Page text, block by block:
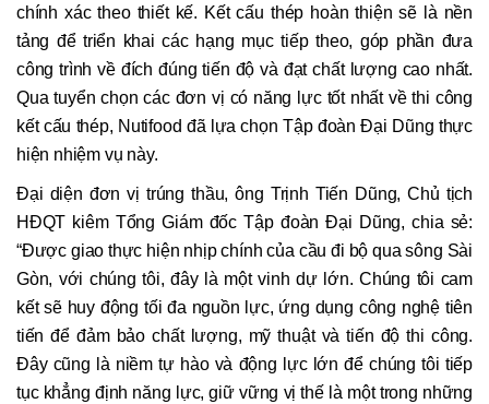
chính xác theo thiết kế. Kết cấu thép hoàn thiện sẽ là nền
tảng để triển khai các hạng mục tiếp theo, góp phần đưa
công trình về đích đúng tiến độ và đạt chất lượng cao nhất.
Qua tuyển chọn các đơn vị có năng lực tốt nhất về thi công
kết cấu thép, Nutifood đã lựa chọn Tập đoàn Đại Dũng thực
hiện nhiệm vụ này.
Đại diện đơn vị trúng thầu, ông Trịnh Tiến Dũng, Chủ tịch
HĐQT kiêm Tổng Giám đốc Tập đoàn Đại Dũng, chia sẻ:
“Được giao thực hiện nhịp chính của cầu đi bộ qua sông Sài
Gòn, với chúng tôi, đây là một vinh dự lớn. Chúng tôi cam
kết sẽ huy động tối đa nguồn lực, ứng dụng công nghệ tiên
tiến để đảm bảo chất lượng, mỹ thuật và tiến độ thi công.
Đây cũng là niềm tự hào và động lực lớn để chúng tôi tiếp
tục khẳng định năng lực, giữ vững vị thế là một trong những